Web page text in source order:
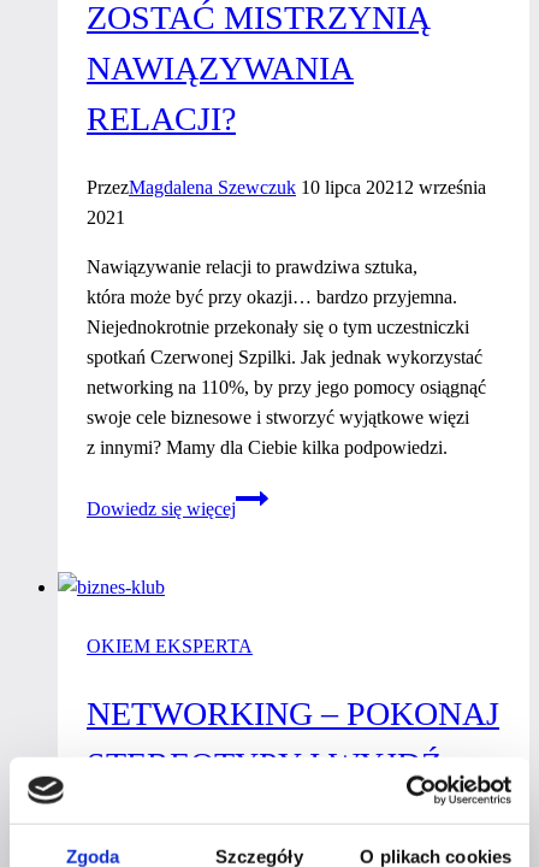
Zgoda Szczegóły O plikach cookies
ZOSTAĆ MISTRZYNIĄ
NAWIĄZYWANIA
RELACJI?
PrzezMagdalena Szewczuk 10 lipca 2021 2 września
2021
Nawiązywanie relacji to prawdziwa sztuka,
która może być przy okazji… bardzo przyjemna.
Niejednokrotnie przekonały się o tym uczestniczki
spotkań Czerwonej Szpilki. Jak jednak wykorzystać
networking na 110%, by przy jego pomocy osiągnąć
swoje cele biznesowe i stworzyć wyjątkowe więzi
z innymi? Mamy dla Ciebie kilka podpowiedzi.
Dowiedz się więcej
Networking
nawiązywania
OKIEM EKSPERTA
NETWORKING – POKONAJ
STEREOTYPY I WYJDŹ
DO LUDZI